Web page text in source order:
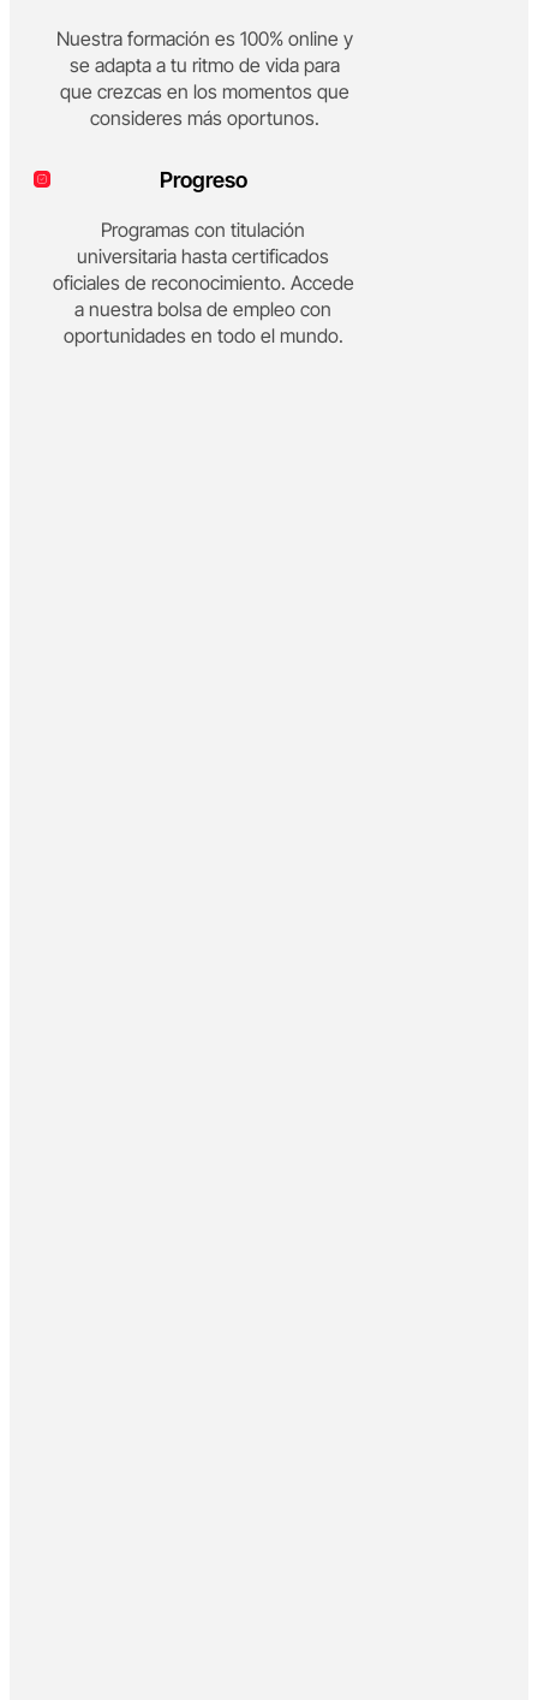
Nuestra formación es 100% online y
se adapta a tu ritmo de vida para
que crezcas en los momentos que
consideres más oportunos.
Progreso
Programas con titulación
universitaria hasta certificados
oficiales de reconocimiento. Accede
a nuestra bolsa de empleo con
oportunidades en todo el mundo.